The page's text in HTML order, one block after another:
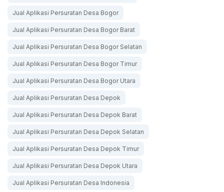
Jual Aplikasi Persuratan Desa Bogor
Jual Aplikasi Persuratan Desa Bogor Barat
Jual Aplikasi Persuratan Desa Bogor Selatan
Jual Aplikasi Persuratan Desa Bogor Timur
Jual Aplikasi Persuratan Desa Bogor Utara
Jual Aplikasi Persuratan Desa Depok
Jual Aplikasi Persuratan Desa Depok Barat
Jual Aplikasi Persuratan Desa Depok Selatan
Jual Aplikasi Persuratan Desa Depok Timur
Jual Aplikasi Persuratan Desa Depok Utara
Jual Aplikasi Persuratan Desa Indonesia